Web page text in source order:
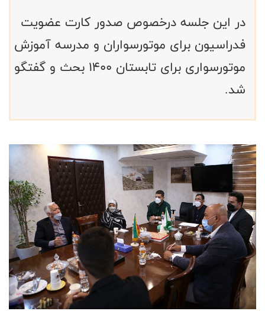
در این جلسه درخصوص صدور کارت عضویت
فدراسیون برای موتورسواران و مدرسه آموزش
موتورسواری برای تابستان ۱۴۰۰ بحث و گفتگو
شد.